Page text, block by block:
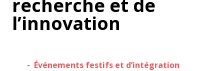
recherche et de
l’innovation
Événements festifs et d’intégration